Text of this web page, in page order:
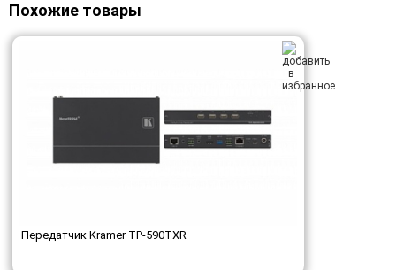
Похожие товары
Передатчик Kramer TP-590TXR